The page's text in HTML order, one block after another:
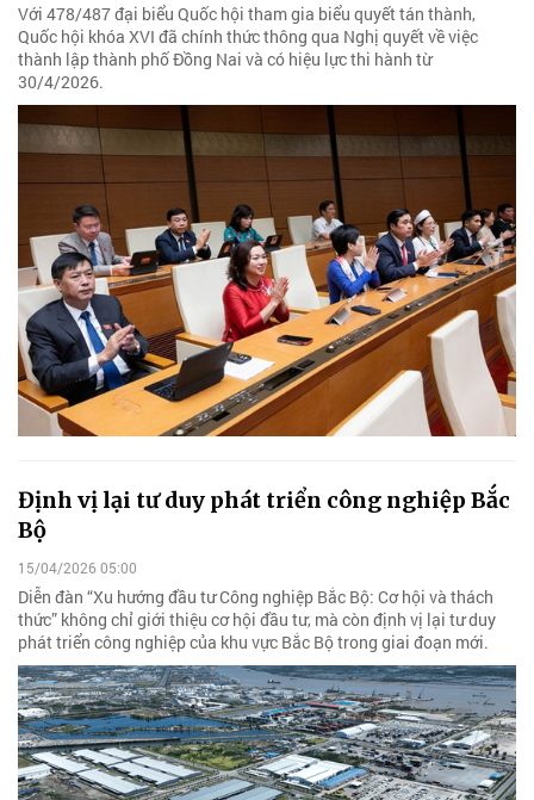
Với 478/487 đại biểu Quốc hội tham gia biểu quyết tán thành,
Quốc hội khóa XVI đã chính thức thông qua Nghị quyết về việc
thành lập thành phố Đồng Nai và có hiệu lực thi hành từ
30/4/2026.
Định vị lại tư duy phát triển công nghiệp Bắc
Bộ
15/04/2026 05:00
Diễn đàn “Xu hướng đầu tư Công nghiệp Bắc Bộ: Cơ hội và thách
thức” không chỉ giới thiệu cơ hội đầu tư, mà còn định vị lại tư duy
phát triển công nghiệp của khu vực Bắc Bộ trong giai đoạn mới.